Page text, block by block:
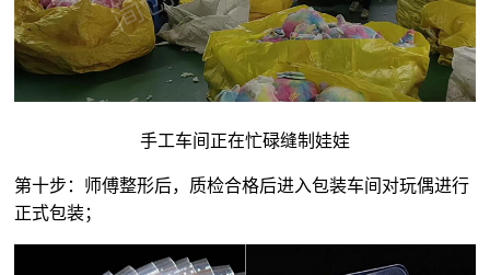
手工车间正在忙碌缝制娃娃
第十步：师傅整形后，质检合格后进入包装车间对玩偶进行
正式包装；